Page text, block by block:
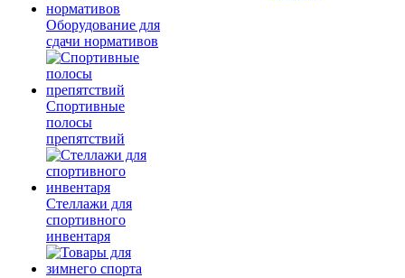
Оборудование для
сдачи нормативов
Спортивные
полосы
препятствий
Стеллажи для
спортивного
инвентаря